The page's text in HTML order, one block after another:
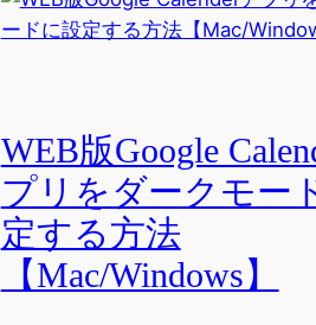
WEB版Google
プリをダークモー
定する方法
【Mac/Windows】